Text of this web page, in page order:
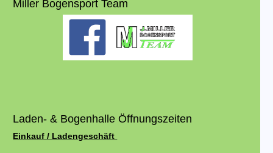
Miller Bogensport Team
Laden- & Bogenhalle Öffnungszeiten
Einkauf / Ladengeschäft